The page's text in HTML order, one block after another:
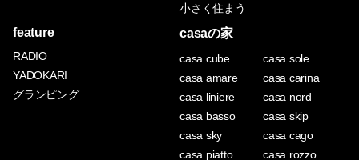
小さく住まう
feature
RADIO
YADOKARI
グランピング
casaの家
casa cube
casa sole
casa amare
casa carina
casa liniere
casa nord
casa basso
casa skip
casa sky
casa cago
casa piatto
casa rozzo